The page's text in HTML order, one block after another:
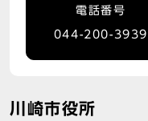
電話番号
044-200-3939
川崎市役所